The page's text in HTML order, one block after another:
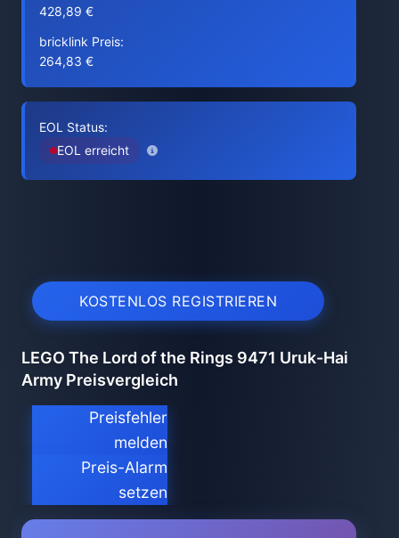
428,89 €
bricklink Preis:
264,83 €
EOL Status:
EOL erreicht
KOSTENLOS REGISTRIEREN
LEGO The Lord of the Rings 9471 Uruk-Hai
Army Preisvergleich
Preisfehler
melden
Preis-Alarm
setzen